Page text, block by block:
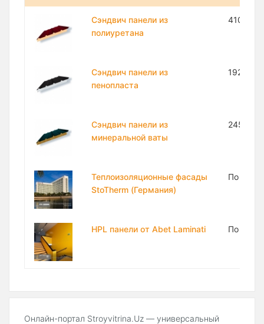
Сэндвич панели из
полиуретана
410 000
Сэндвич панели из
пенопласта
192 500
Сэндвич панели из
минеральной ваты
245 500
Теплоизоляционные фасады
StoTherm (Германия)
По
HPL панели от Abet Laminati По
Онлайн-портал Stroyvitrina.Uz — универсальный